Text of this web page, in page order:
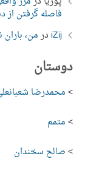
فاصله گرفتن از
iZij درمن،
دوستان
>محمدرضا
>متمم
>صالح سخندان